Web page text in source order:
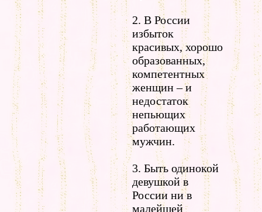
2. В России
избыток
красивых, хорошо
образованных,
компетентных
женщин – и
недостаток
непьющих
работающих
мужчин.
3. Быть одинокой
девушкой в
России ни в
малейшей